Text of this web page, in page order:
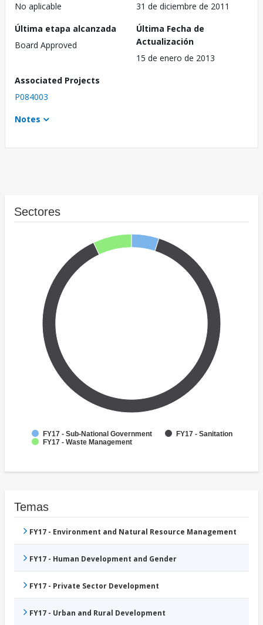
No aplicable
31 de diciembre de 2011
Última etapa alcanzada
Board Approved
Última Fecha de
Actualización
15 de enero de 2013
Associated Projects
P084003
Notes
Sectores
FY17 - Sub-National Government
FY17 - Sanitation
FY17 - Waste Management
Temas
FY17 - Environment and Natural Resource Management
FY17 - Human Development and Gender
FY17 - Private Sector Development
FY17 - Urban and Rural Development